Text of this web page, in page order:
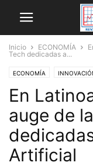
Inicio ECONOMÍA
Tech dedicadas a...
ECONOMÍA
OPINIÓN
En
auge de
Artificial